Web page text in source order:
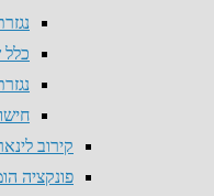
קירוב
פונקציה